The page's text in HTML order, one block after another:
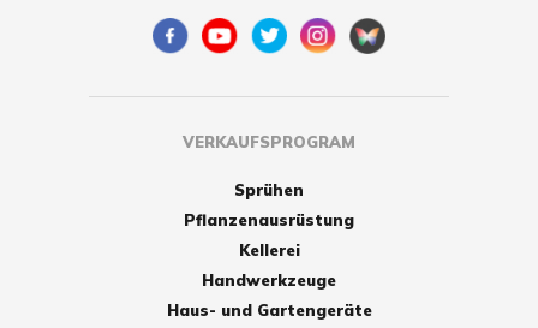
VERKAUFSPROGRAM
Sprühen
Pflanzenausrüstung
Kellerei
Handwerkzeuge
Haus- und Gartengeräte